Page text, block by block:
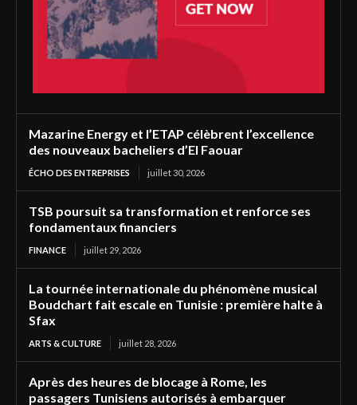
Mazarine Energy et l’ETAP célèbrent l’excellence
des nouveaux bacheliers d’El Faouar
ÉCHO DES ENTREPRISES juillet 30, 2026
TSB poursuit sa transformation et renforce ses
fondamentaux financiers
FINANCE juillet 29, 2026
La tournée internationale du phénomène musical
Boudchart fait escale en Tunisie : première halte à
Sfax
ARTS & CULTURE juillet 28, 2026
Après des heures de blocage à Rome, les
passagers Tunisiens autorisés à embarquer